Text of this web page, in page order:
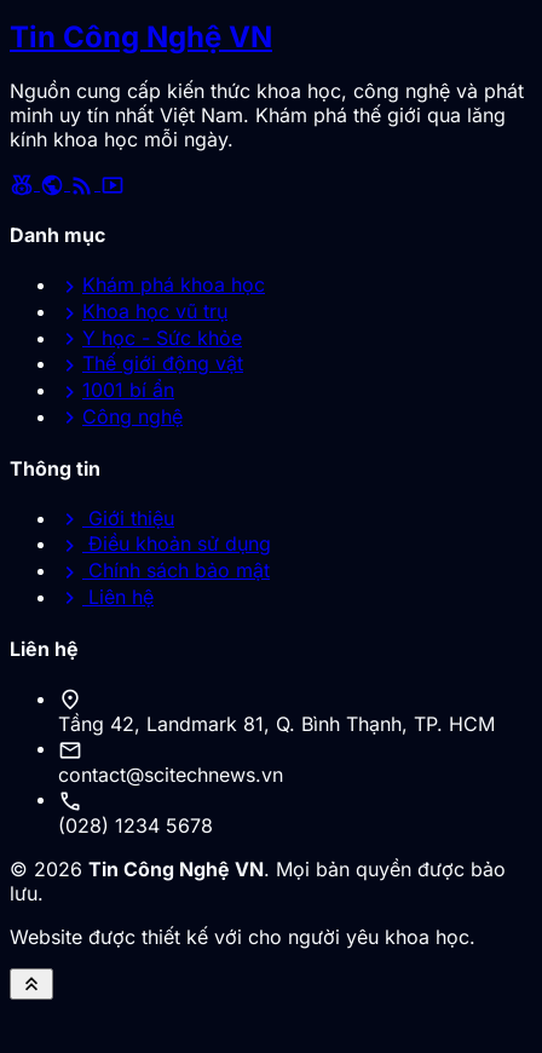
Tin Công Nghệ VN
Nguồn cung cấp kiến thức khoa học, công nghệ và phát
minh uy tín nhất Việt Nam. Khám phá thế giới qua lăng
kính khoa học mỗi ngày.
social_leaderboard public rss_feed smart_display
Danh mục
chevron_right Khám phá khoa học
chevron_right Khoa học vũ trụ
chevron_right Y học - Sức khỏe
chevron_right Thế giới động vật
chevron_right 1001 bí ẩn
chevron_right Công nghệ
Thông tin
chevron_right Giới thiệu
chevron_right Điều khoản sử dụng
chevron_right Chính sách bảo mật
chevron_right Liên hệ
Liên hệ
location_on
Tầng 42, Landmark 81, Q. Bình Thạnh, TP. HCM
mail
contact@scitechnews.vn
call
(028) 1234 5678
© 2026 Tin Công Nghệ VN. Mọi bản quyền được bảo
lưu.
Website được thiết kế với cho người yêu khoa học.
keyboard_double_arrow_up